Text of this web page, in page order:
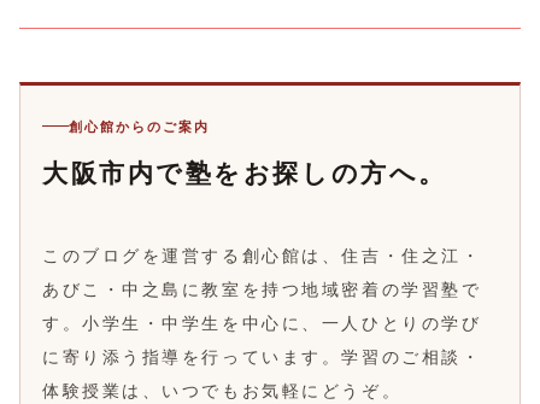
創心館からのご案内
大阪市内で塾をお探しの方へ。
このブログを運営する創心館は、住吉・住之江・
あびこ・中之島に教室を持つ地域密着の学習塾で
す。小学生・中学生を中心に、一人ひとりの学び
に寄り添う指導を行っています。学習のご相談・
体験授業は、いつでもお気軽にどうぞ。